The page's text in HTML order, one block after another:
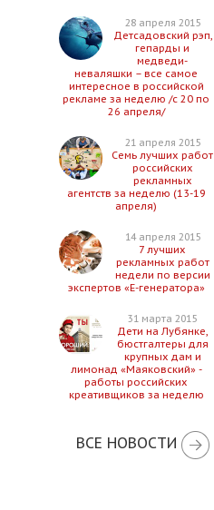
28 апреля 2015
Детсадовский рэп,
гепарды и
медведи-
неваляшки – все самое
интересное в российской
рекламе за неделю /с 20 по
26 апреля/
21 апреля 2015
Семь лучших работ
российских
рекламных
агентств за неделю (13-19
апреля)
14 апреля 2015
7 лучших
рекламных работ
недели по версии
экспертов «Е-генератора»
31 марта 2015
Дети на Лубянке,
бюстгалтеры для
крупных дам и
лимонад «Маяковский» -
работы российских
креативщиков за неделю
ВСЕ НОВОСТИ